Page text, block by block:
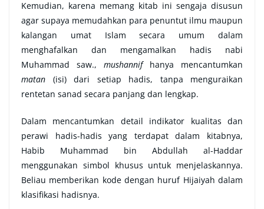
Kemudian, karena memang kitab ini sengaja disusun
agar supaya memudahkan para penuntut ilmu maupun
kalangan umat Islam secara umum dalam
menghafalkan dan mengamalkan hadis nabi
Muhammad saw., mushannifhanya mencantumkan
matan (isi) dari setiap hadis, tanpa menguraikan
rentetan sanad secara panjang dan lengkap.
Dalam mencantumkan detail indikator kualitas dan
perawi hadis-hadis yang terdapat dalam kitabnya,
Habib Muhammad bin Abdullah al-Haddar
menggunakan simbol khusus untuk menjelaskannya.
Beliau memberikan kode dengan huruf Hijaiyah dalam
klasifikasi hadisnya.